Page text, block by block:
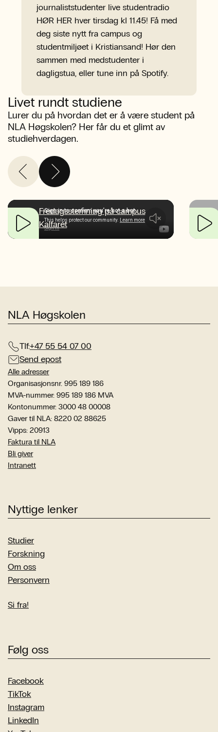
journaliststudenter live studentradio
HØR HER hver tirsdag kl 11.45! Få med
deg siste nytt fra campus og
studentmiljøet i Kristiansand! Hør den
sammen med medstudenter i
dagligstua, eller tune inn på Spotify.
Livet rundt studiene
Lurer du på hvordan det er å være student på
NLA Høgskolen? Her får du et glimt av
studiehverdagen.
Fredagsstemning på campus
Kalfaret
NLA Høgskolen
Tlf:+47 55 54 07 00
Send epost
Alle adresser
Organisasjonsnr. 995 189 186
MVA-nummer: 995 189 186 MVA
Kontonummer: 3000 48 00008
Gaver til NLA: 8220 02 88625
Vipps: 20913
Faktura til NLA
Bli giver
Intranett
Nyttige lenker
Studier
Forskning
Om oss
Personvern
Si fra!
Følg oss
Facebook
TikTok
Instagram
LinkedIn